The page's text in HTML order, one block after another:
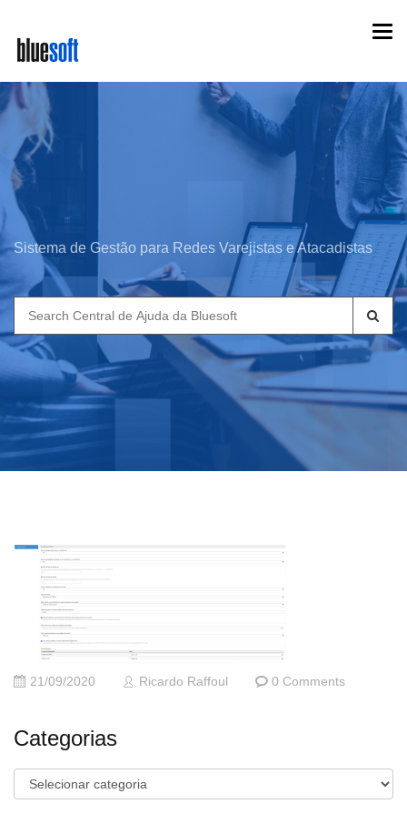
main
content
Sistema de Gestão para Redes Varejistas e Atacadistas
Search
for:
21/09/2020 Ricardo Raffoul 0 Comments
Categorias
Categorias